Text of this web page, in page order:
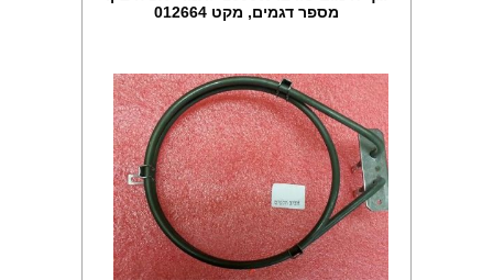
מספר דגמים, מקט 012664